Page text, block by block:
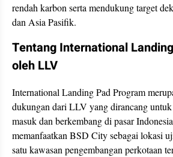
rendah karbon serta mendukung target
dan Asia Pasifik.
Tentang International
oleh LLV
International Landing Pad Program
dukungan dari LLV yang dirancang
masuk dan berkembang di pasar
memanfaatkan BSD City sebagai lokasi
satu kawasan pengembangan perkotaan